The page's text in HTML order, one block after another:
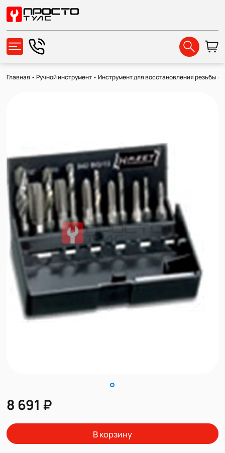
Главная •Ручной инструмент •Инструмент для восстановления резьбы •
8 691 ₽
В корзину